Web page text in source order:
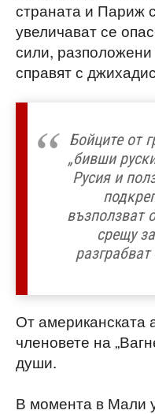
страната и Париж
увеличават се
сили,
справят с
Бойците от
„бивши
Русия и
възползват
срещу
От американската
членовете на
души.
В момента в Мали